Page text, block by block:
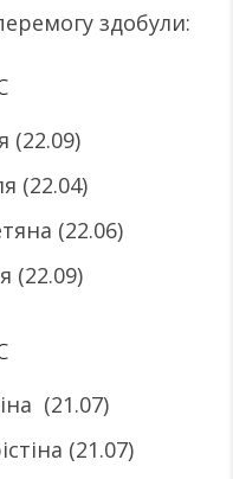
здобули:
(22.09)
(22.04)
(22.06)
(22.09)
(21.07)
(21.07)